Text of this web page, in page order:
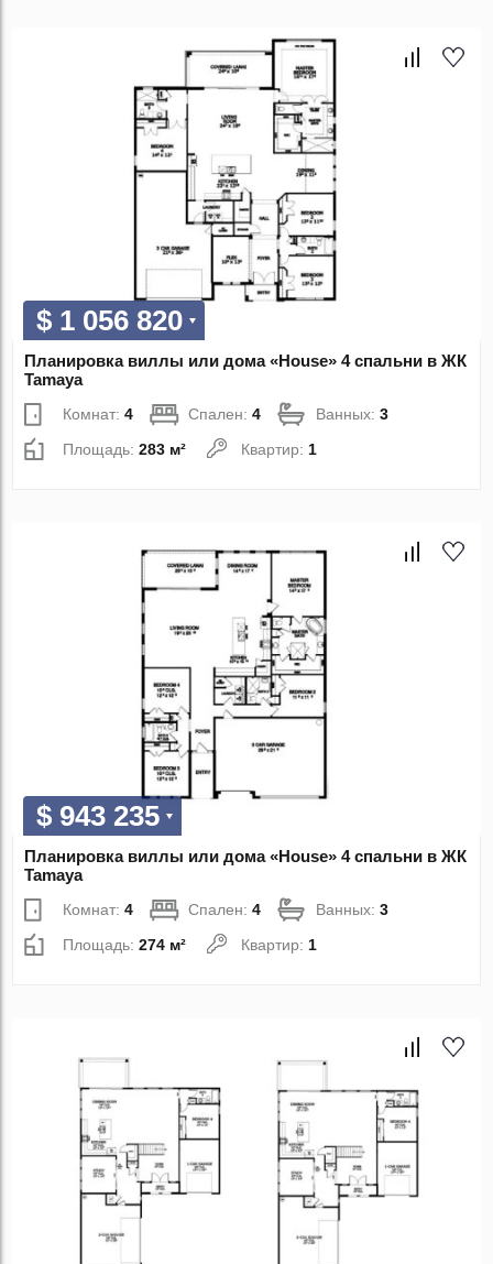
$ 1 056 820
Планировка виллы или дома «House» 4 спальни в ЖК
Tamaya
Комнат:4 Спален:4 Ванных:3
Площадь:283 м² Квартир: 1
$ 943 235
Планировка виллы или дома «House» 4 спальни в ЖК
Tamaya
Комнат:4 Спален:4 Ванных:3
Площадь:274 м² Квартир: 1